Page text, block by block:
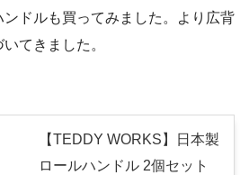
えると思います 是非
ンドルだけの販売も
エッ
垂男子 ⁡#自重トレ #モ
ドルも買ってみました。より広背
てきました。
【TEDDY WORKS】日本製
ロールハンドル 2個セット